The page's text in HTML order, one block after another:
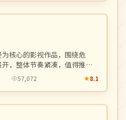
核心的影视作品，围绕危
，整体节奏紧凑，值得推荐
57,072 8.1